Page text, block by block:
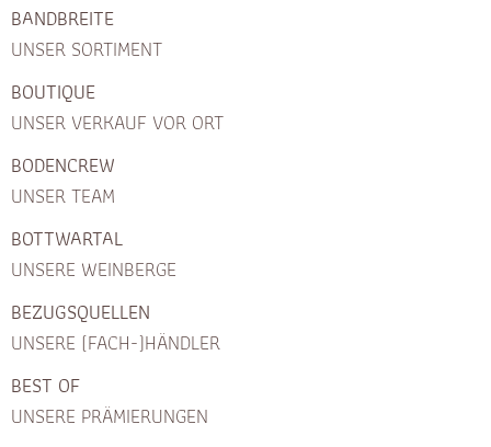
BANDBREITE
UNSER SORTIMENT
BOUTIQUE
UNSER VERKAUF VOR ORT
BODENCREW
UNSER TEAM
BOTTWARTAL
UNSERE WEINBERGE
BEZUGSQUELLEN
UNSERE (FACH-)HÄNDLER
BEST OF
UNSERE PRÄMIERUNGEN